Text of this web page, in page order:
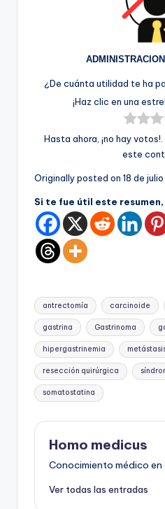
¿De cuánta utilidad te ha
¡Haz clic en una
Hasta ahora, ¡no hay
este
Originally posted on 18 de
Si te fue útil este
Etiquetas:
antrectomía carcinoide
gastrina Gastrinoma
hipergastrinemia
resección quirúrgica
somatostatina
Homo medicus
Conocimiento médico en
Ver todas las entradas